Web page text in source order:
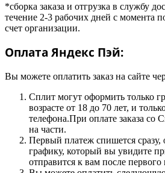
*сборка заказа и отгрузка в службу
течение 2-3 рабочих дней с момента
счет организации.
Оплата Яндекс Пэй:
Вы можете оплатить заказ на сайте
Сплит могут оформить только
возрасте от 18 до 70 лет, и
телефона.При оплате заказа со
на части.
Первый платеж спишется
графику, который вы увидите
отправится к вам после первого